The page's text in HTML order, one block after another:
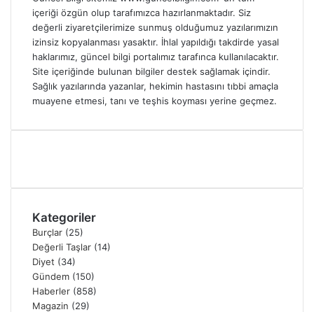
içeriği özgün olup tarafımızca hazırlanmaktadır. Siz
değerli ziyaretçilerimize sunmuş olduğumuz yazılarımızın
izinsiz kopyalanması yasaktır. İhlal yapıldığı takdirde yasal
haklarımız, güncel bilgi portalımız tarafınca kullanılacaktır.
Site içeriğinde bulunan bilgiler destek sağlamak içindir.
Sağlık yazılarında yazanlar, hekimin hastasını tıbbi amaçla
muayene etmesi, tanı ve teşhis koyması yerine geçmez.
Kategoriler
Burçlar (25)
Değerli Taşlar (14)
Diyet (34)
Gündem (150)
Haberler (858)
Magazin (29)